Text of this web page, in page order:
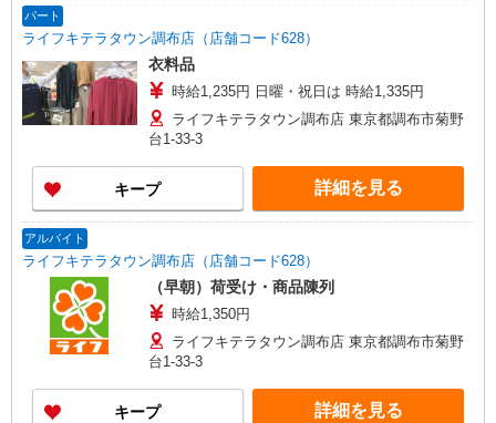
パート
ライフキテラタウン調布店（店舗コード628）
衣料品
時給1,235円 日曜・祝日は 時給1,335円
ライフキテラタウン調布店 東京都調布市菊野
台1-33-3
キープ 詳細を見る
アルバイト
ライフキテラタウン調布店（店舗コード628）
（早朝）荷受け・商品陳列
時給1,350円
ライフキテラタウン調布店 東京都調布市菊野
台1-33-3
キープ 詳細を見る